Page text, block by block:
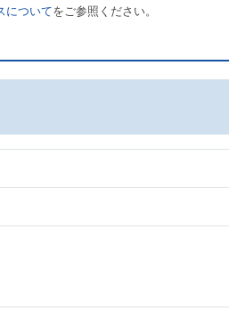
についてをご参照ください。